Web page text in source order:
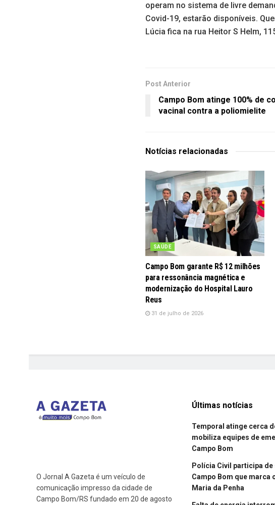
operam no sistema de livre
Covid-19, estarão disponíveis.
Lúcia fica na rua Heitor S Helm,
Post Anterior
Campo Bom atinge 100% de
vacinal contra a poliomielite
Notícias relacionadas
SAÚDE
Campo Bom garante R$ 12 milhões
para ressonância magnética e
modernização do Hospital Lauro
Reus
31 de julho de 2026
O Jornal A Gazeta é um veículo de
comunicação impresso da cidade de
Campo Bom/RS fundado em 20 de agosto
Últimas notícias
Temporal atinge cerca
mobiliza equipes de
Campo Bom
Polícia Civil participa
Campo Bom que marca
Maria da Penha